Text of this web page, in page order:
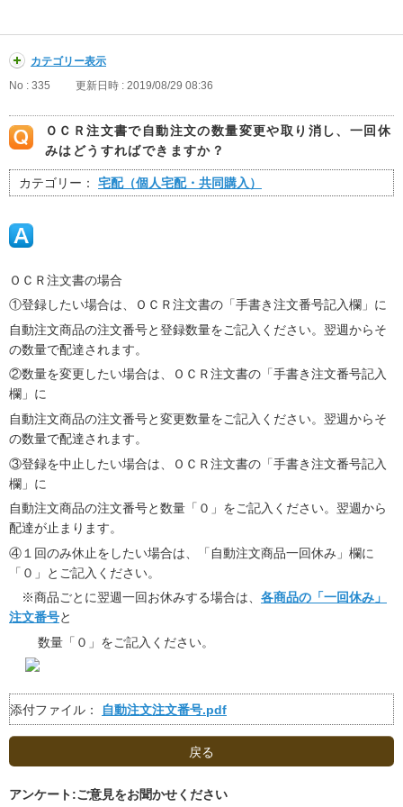
カテゴリー表示
No : 335
更新日時 : 2019/08/29 08:36
ＯＣＲ注文書で自動注文の数量変更や取り消し、一回休
みはどうすればできますか？
カテゴリー： 宅配（個人宅配・共同購入）
ＯＣＲ注文書の場合
①登録したい場合は、ＯＣＲ注文書の「手書き注文番号記入欄」に
自動注文商品の注文番号と登録数量をご記入ください。翌週からそ
の数量で配達されます。
②数量を変更したい場合は、ＯＣＲ注文書の「手書き注文番号記入
欄」に
自動注文商品の注文番号と変更数量をご記入ください。翌週からそ
の数量で配達されます。
③登録を中止したい場合は、ＯＣＲ注文書の「手書き注文番号記入
欄」に
自動注文商品の注文番号と数量「０」をご記入ください。翌週から
配達が止まります。
④１回のみ休止をしたい場合は、「自動注文商品一回休み」欄に
「０」とご記入ください。
※商品ごとに翌週一回お休みする場合は、 各商品の「一回休み」
注文番号と
数量「０」をご記入ください。
添付ファイル： 自動注文注文番号.pdf
戻る
アンケート:ご意見をお聞かせください